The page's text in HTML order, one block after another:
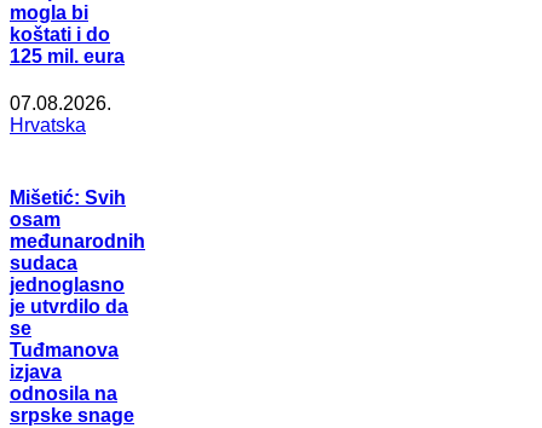
mogla bi
koštati i do
125 mil. eura
07.08.2026.
Hrvatska
Mišetić: Svih
osam
međunarodnih
sudaca
jednoglasno
je utvrdilo da
se
Tuđmanova
izjava
odnosila na
srpske snage